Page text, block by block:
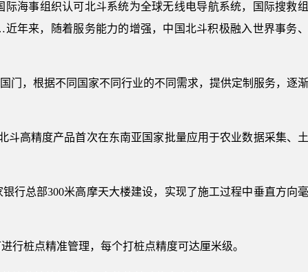
海事组织认可北斗系统为全球无线电导航系统，国际搜救
年来，随着服务能力的增强，中国北斗积极融入世界事务
门，根据不同国家不同行业的不同需求，提供定制服务，逐
斗高精度产品首次在东南亚国家批量应用于农业数据采集、
行总部300米高摩天大楼建设，实现了施工过程中垂直方向
行桩点精准管理，每个打桩点精度可达厘米级。